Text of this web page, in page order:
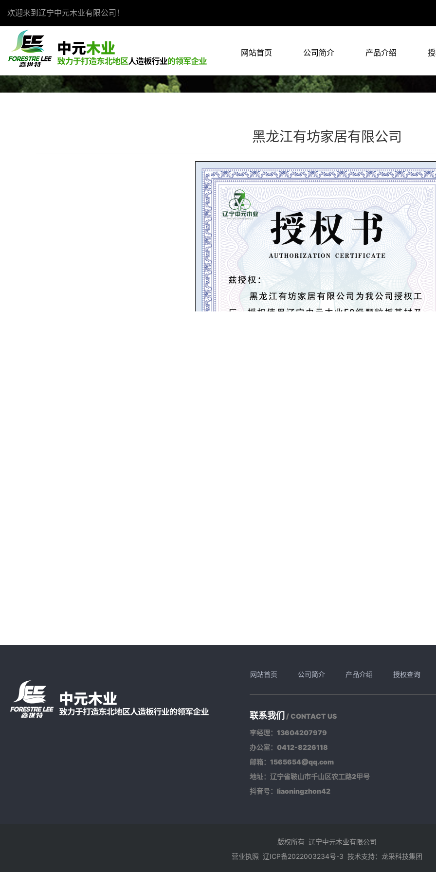
欢迎来到辽宁中元木业有限公司！
网站首页 公司简介 产品介绍
黑龙江有坊家居有限公司
网站首页 公司简介 产品介绍 授权查询
联系我们 / CONTACT US
李经理：13604207979
办公室：0412-8226118
邮箱：1565654@qq.com
地址：辽宁省鞍山市千山区农工路2甲号
抖音号：liaoningzhon42
版权所有 辽宁中元木业有限公司
营业执照 辽ICP备2022003234号-3 技术支持：龙采科技集团